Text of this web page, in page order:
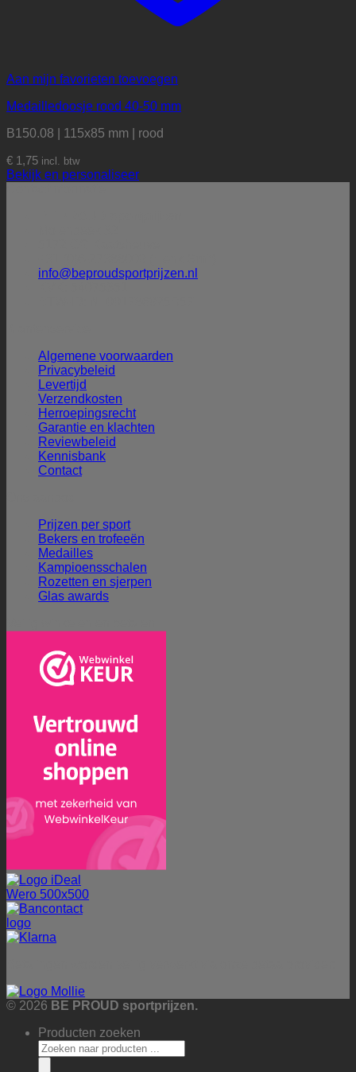
Aan mijn favorieten toevoegen
Medailledoosje rood 40-50 mm
B150.08 | 115x85 mm | rood
€ 1,75 incl. btw
Bekijk en personaliseer
info@beproudsportprijzen.nl
Algemene voorwaarden
Privacybeleid
Levertijd
Verzendkosten
Herroepingsrecht
Garantie en klachten
Reviewbeleid
Kennisbank
Contact
Prijzen per sport
Bekers en trofeeën
Medailles
Kampioensschalen
Rozetten en sjerpen
Glas awards
© 2026 BE PROUD sportprijzen.
Producten zoeken